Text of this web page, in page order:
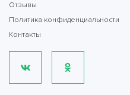
Отзывы
Политика конфиденциальности
Контакты